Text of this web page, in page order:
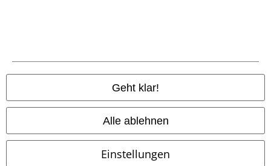
Geht klar!
Alle ablehnen
Einstellungen
Datenschutz
Entsorgung und Umweltschutz
Information zur Barrierefreiheit